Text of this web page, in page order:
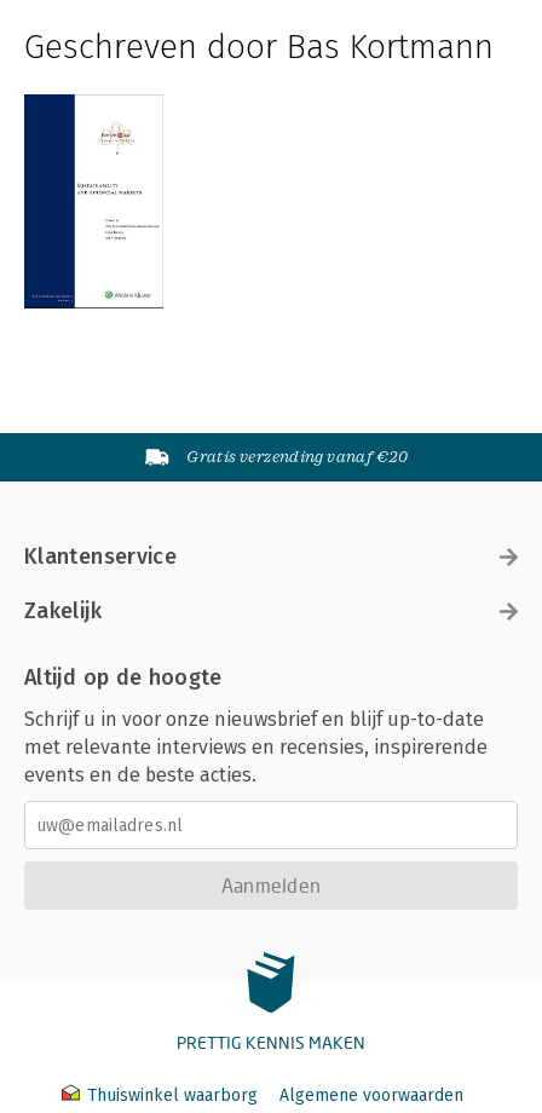
Geschreven door Bas Kortmann
Gratis verzending vanaf €20
Klantenservice
Zakelijk
Altijd op de hoogte
Schrijf u in voor onze nieuwsbrief en blijf up-to-date
met relevante interviews en recensies, inspirerende
events en de beste acties.
Aanmelden
PRETTIG KENNIS MAKEN
Thuiswinkel waarborg Algemene voorwaarden